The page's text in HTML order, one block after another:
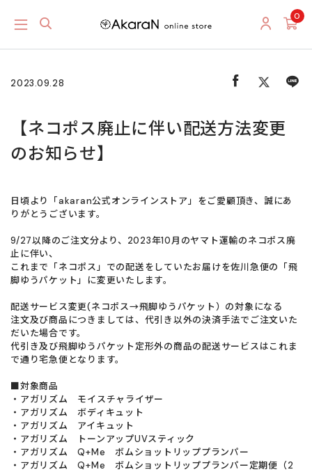
0
2023.09.28
【ネコポス廃止に伴い配送方法変更
のお知らせ】
日頃より「akaran公式オンラインストア」をご愛顧頂き、誠にあ
りがとうございます。
9/27以降のご注文分より、2023年10月のヤマト運輸のネコポス廃
止に伴い、
これまで「ネコポス」での配送をしていたお届けを佐川急便の「飛
脚ゆうパケット」に変更いたします。
配送サービス変更(ネコポス→飛脚ゆうパケット）の対象になる
注文及び商品につきましては、代引き以外の決済手法でご注文いた
だいた場合です。
代引き及び飛脚ゆうパケット定形外の商品の配送サービスはこれま
で通り宅急便となります。
■対象商品
・アガリズム モイスチャライザー
・アガリズム ボディキュット
・アガリズム アイキュット
・アガリズム トーンアップUVスティック
・アガリズム Q+Me ボムショットリッププランパー
・アガリズム Q+Me ボムショットリッププランパー定期便（2